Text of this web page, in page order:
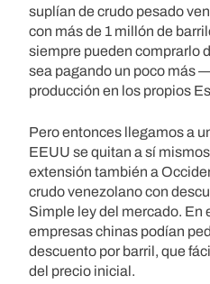
suplían de crudo pesado
con más de 1 millón de
siempre pueden comprarlo
sea pagando un poco más
producción en los propios
Pero entonces llegamos a
EEUU se quitan a sí
extensión también a
crudo venezolano con
Simple ley del mercado. En
empresas chinas podían
descuento por barril, que
del precio inicial.